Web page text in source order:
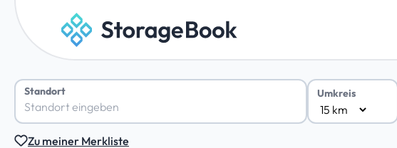
Standort Umkreis
Zu meiner Merkliste